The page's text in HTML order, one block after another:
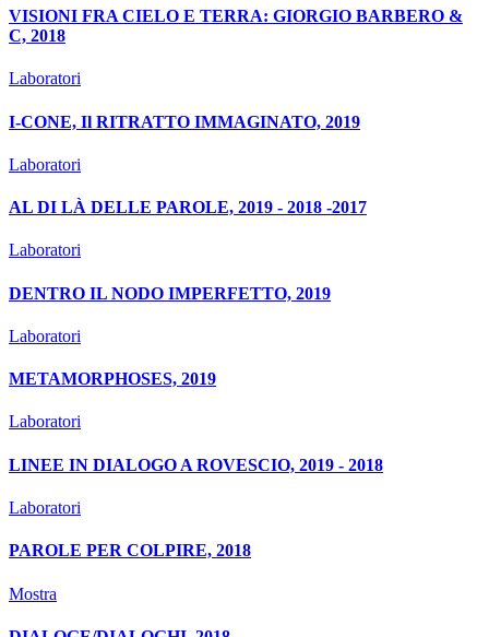
VISIONI FRA CIELO E TERRA: GIORGIO BARBERO &
C, 2018
Laboratori
I-CONE, Il RITRATTO IMMAGINATO, 2019
Laboratori
AL DI LÀ DELLE PAROLE, 2019 - 2018 -2017
Laboratori
DENTRO IL NODO IMPERFETTO, 2019
Laboratori
METAMORPHOSES, 2019
Laboratori
LINEE IN DIALOGO A ROVESCIO, 2019 - 2018
Laboratori
PAROLE PER COLPIRE, 2018
Mostra